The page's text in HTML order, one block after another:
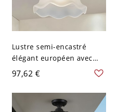
Lustre semi-encastré
élégant européen avec
abat-jours en verre dépoli
floral et finition dorée -
110 V-120 V 1
97,62 €